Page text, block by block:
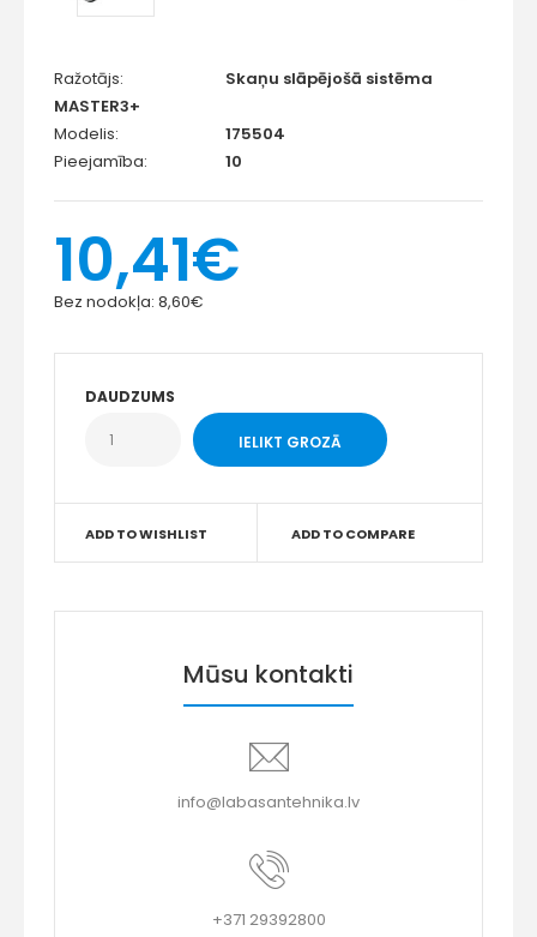
Ražotājs:
Skaņu slāpējošā sistēma
MASTER3+
Modelis:
175504
Pieejamība:
10
10,41€
Bez nodokļa: 8,60€
DAUDZUMS
ADD TO WISHLIST ADD TO COMPARE
Mūsu kontakti
info@labasantehnika.lv
+371 29392800